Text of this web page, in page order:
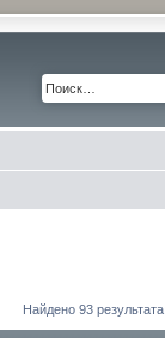
Найдено 93 результата